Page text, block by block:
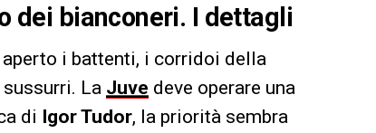
dei bianconeri. I dettagli
i battenti, i corridoi della
La Juve deve operare una
di Igor Tudor, la priorità sembra